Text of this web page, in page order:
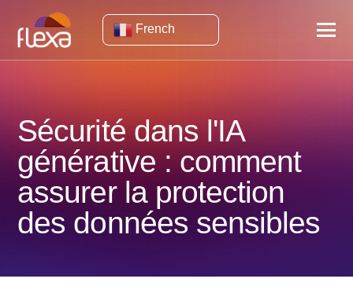
French
Sécurité dans l'IA
générative : comment
assurer la protection
des données sensibles